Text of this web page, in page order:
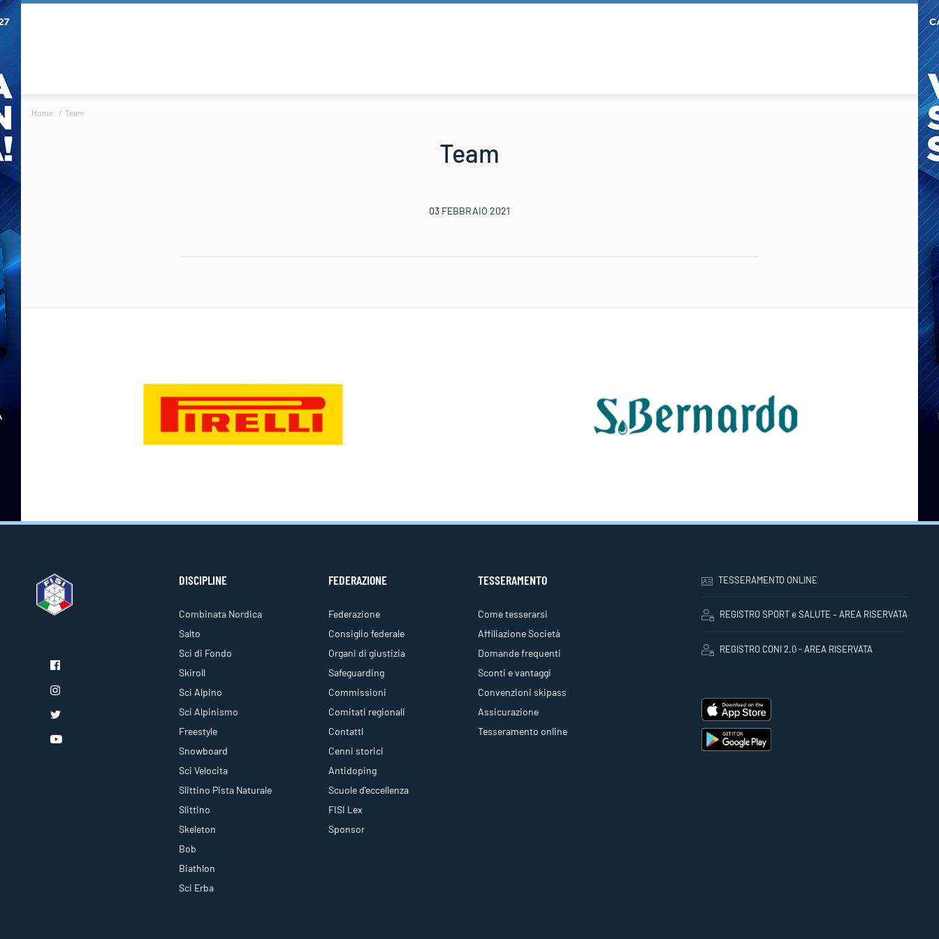
Home Team
Team
03 FEBBRAIO 2021
DISCIPLINE
Combinata Nordica
Salto
Sci di Fondo
Skiroll
Sci Alpino
Sci Alpinismo
Freestyle
Snowboard
Sci Velocita
Slittino Pista Naturale
Slittino
Skeleton
Bob
Biathlon
Sci Erba
FEDERAZIONE
Federazione
Consiglio federale
Organi di giustizia
Safeguarding
Commissioni
Comitati regionali
Contatti
Cenni storici
Antidoping
Scuole d'eccellenza
FISI Lex
Sponsor
TESSERAMENTO
Come tesserarsi
Affiliazione Società
Domande frequenti
Sconti e vantaggi
Convenzioni skipass
Assicurazione
Tesseramento online
TESSERAMENTO ONLINE
REGISTRO SPORT e SALUTE – AREA RISERVATA
REGISTRO CONI 2.0 - AREA RISERVATA